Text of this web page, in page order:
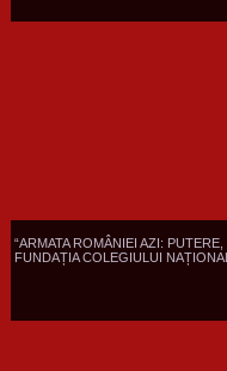
“ARMATA ROMÂNIEI AZI:
FUNDAȚIA COLEGIULUI